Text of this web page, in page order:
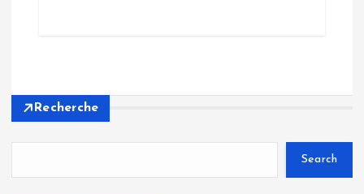
Recherche
Search